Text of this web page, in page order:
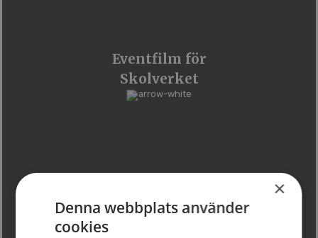
Eventfilm för
Skolverket
×
Denna webbplats använder
cookies